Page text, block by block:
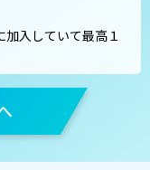
入していて最高１